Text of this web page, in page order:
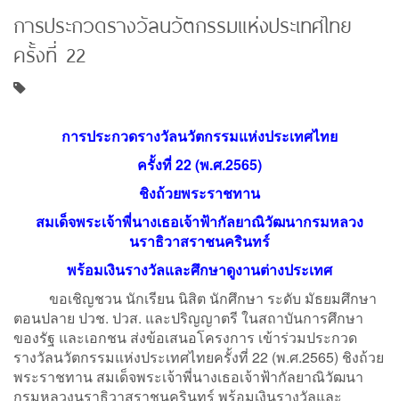
การประกวดรางวัลนวัตกรรมแห่งประเทศไทย
ครั้งที่ 22
การประกวดรางวัลนวัตกรรมแห่งประเทศไทย
ครั้งที่22 (พ.ศ.2565)
ชิงถ้วยพระราชทาน
สมเด็จพระเจ้าพี่นางเธอเจ้าฟ้ากัลยาณิวัฒนากรมหลวง
นราธิวาสราชนครินทร์
พร้อมเงินรางวัลและศึกษาดูงานต่างประเทศ
ขอเชิญชวน นักเรียน นิสิต นักศึกษา ระดับ มัธยมศึกษา
ตอนปลาย ปวช. ปวส. และปริญญาตรี ในสถาบันการศึกษา
ของรัฐ และเอกชน ส่งข้อเสนอโครงการ เข้าร่วมประกวด
รางวัลนวัตกรรมแห่งประเทศไทยครั้งที่ 22 (พ.ศ.2565) ชิงถ้วย
พระราชทาน สมเด็จพระเจ้าพี่นางเธอเจ้าฟ้ากัลยาณิวัฒนา
กรมหลวงนราธิวาสราชนครินทร์ พร้อมเงินรางวัลและ